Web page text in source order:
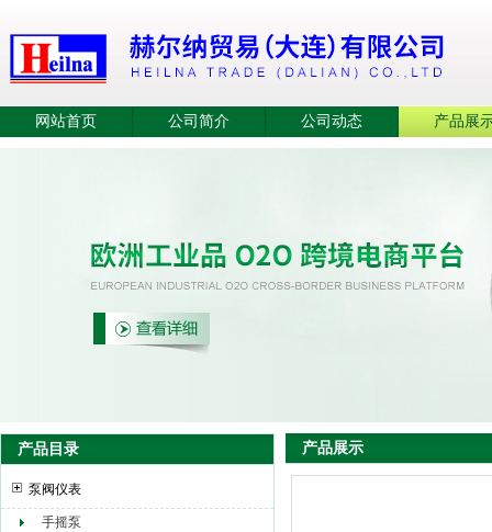
网站首页 公司简介 公司动态 产品展
产品目录
泵阀仪表
手摇泵
产品展示